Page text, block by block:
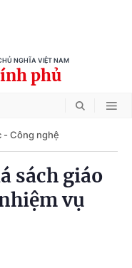
NGHĨA VIỆT NAM
phủ
- Công nghệ
sách giáo
vụ